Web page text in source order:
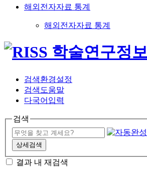
해외전자자료 통계
해외전자자료 통계
검색환경설정
검색도움말
다국어입력
검색
상세검색
결과 내 재검색